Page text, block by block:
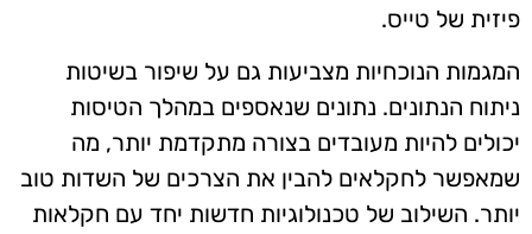
פיזית של טייס.
המגמות הנוכחיות מצביעות גם על שיפור בשיטות
ניתוח הנתונים. נתונים שנאספים במהלך הטיסות
יכולים להיות מעובדים בצורה מתקדמת יותר, מה
שמאפשר לחקלאים להבין את הצרכים של השדות טוב
יותר. השילוב של טכנולוגיות חדשות יחד עם חקלאות